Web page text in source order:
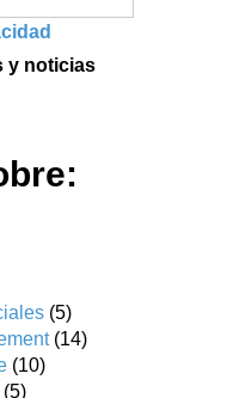
y noticias
(5)
(14)
(10)
(5)